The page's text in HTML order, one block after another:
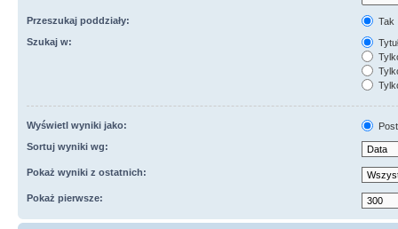
Przeszukaj poddziały:
Tak
Szukaj w:
Wyświetl wyniki jako:
Sortuj wyniki wg:
Pokaż wyniki z ostatnich:
Pokaż pierwsze: